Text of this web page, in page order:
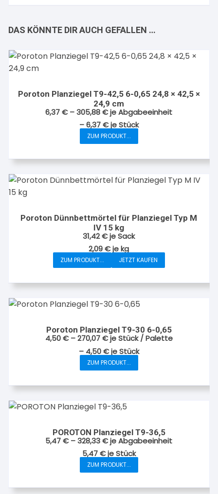
DAS KÖNNTE DIR AUCH GEFALLEN …
Poroton Planziegel T9-42,5 6-0,65 24,8 × 42,5 ×
24,9 cm
6,37€–305,88€je Abgabeeinheit
–6,37€jeStück
ZUM PRODUKT...
Dieses
weist
mehrere
Optionen
können
auf
Produktseite
gewählt
Poroton Dünnbettmörtel für Planziegel Typ M
IV 15 kg
31,42€je Sack
2,09€jekg
ZUM PRODUKT... JETZT KAUFEN
Poroton Planziegel T9-30 6-0,65
4,50€–270,07€je Stück / Palette
– 4,50€jeStück
ZUM PRODUKT...
Dieses
weist
mehrere
Die
Optionen
können
auf
POROTON Planziegel T9-36,5
5,47€–328,33€je Abgabeeinheit
5,47€jeStück
ZUM PRODUKT...
Dieses